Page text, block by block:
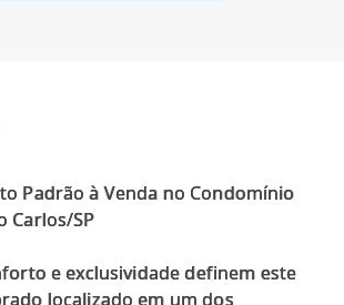
Padrão à Venda no Condomínio
Carlos/SP
e exclusividade definem este
localizado em um dos